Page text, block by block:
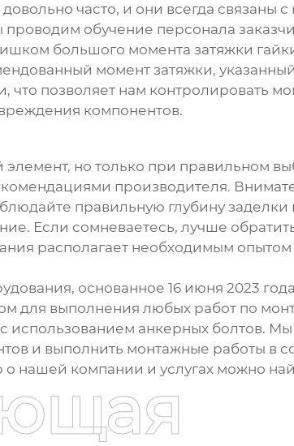
часто, и они всегда связаны
обучение персонала
большого момента затяжки
момент затяжки,
позволяет нам контролировать
компонентов.
но только при правильном
производителя.
правильную глубину заделки
Если сомневаетесь, лучше
располагает необходимым
основанное 16 июня 2023
для выполнения любых работ по
анкерных болтов. Мы
и выполнить монтажные работы в
нашей компании и услугах можно